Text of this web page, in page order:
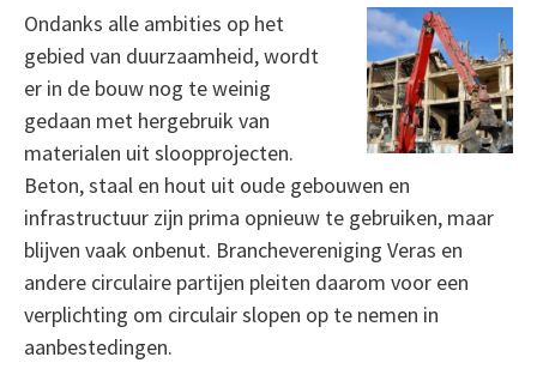
Ondanks alle ambities op het
gebied van duurzaamheid, wordt
er in de bouw nog te weinig
gedaan met hergebruik van
materialen uit sloopprojecten.
Beton, staal en hout uit oude gebouwen en
infrastructuur zijn prima opnieuw te gebruiken, maar
blijven vaak onbenut. Branchevereniging Veras en
andere circulaire partijen pleiten daarom voor een
verplichting om circulair slopen op te nemen in
aanbestedingen.